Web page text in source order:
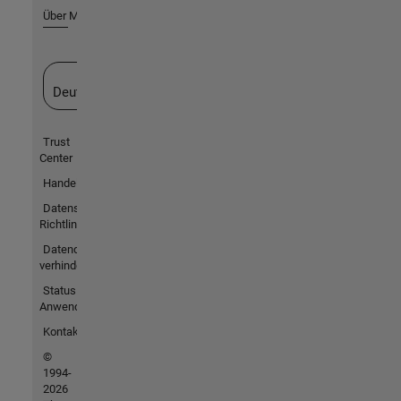
Über MathWorks
Deutschland
Trust
Center
Handelsmarken
Datenschutz-
Richtlinien
Datendiebstahl
verhindern
Status von
Anwendungen
Kontakt
©
1994-
2026